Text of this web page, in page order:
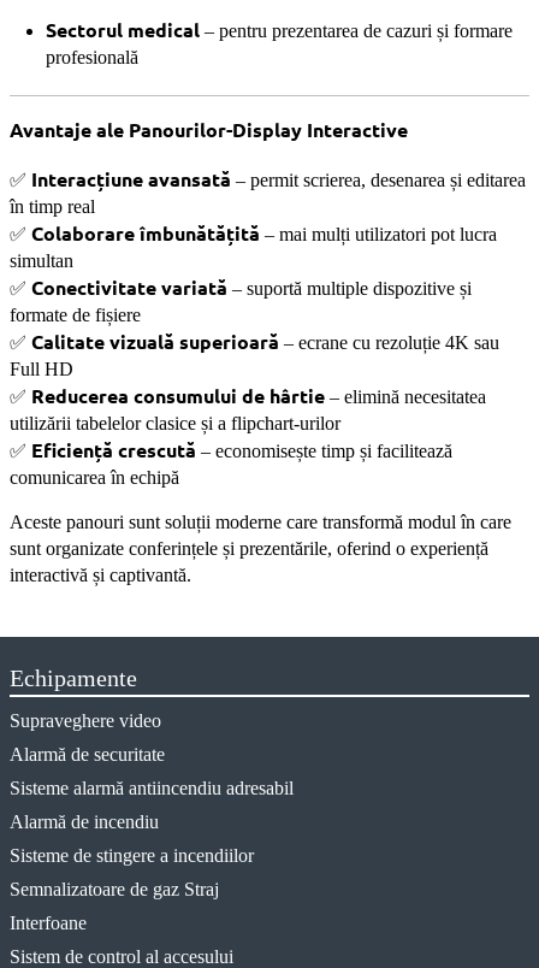
Sectorul medical – pentru prezentarea de cazuri și formare
profesională
Avantaje ale Panourilor-Display Interactive
✅ Interacțiune avansată – permit scrierea, desenarea și editarea
în timp real
✅ Colaborare îmbunătățită – mai mulți utilizatori pot lucra
simultan
✅ Conectivitate variată – suportă multiple dispozitive și
formate de fișiere
✅ Calitate vizuală superioară – ecrane cu rezoluție 4K sau
Full HD
✅ Reducerea consumului de hârtie – elimină necesitatea
utilizării tabelelor clasice și a flipchart-urilor
✅ Eficiență crescută – economisește timp și facilitează
comunicarea în echipă
Aceste panouri sunt soluții moderne care transformă modul în care
sunt organizate conferințele și prezentările, oferind o experiență
interactivă și captivantă.
Echipamente
Supraveghere video
Alarmă de securitate
Sisteme alarmă antiincendiu adresabil
Alarmă de incendiu
Sisteme de stingere a incendiilor
Semnalizatoare de gaz Straj
Interfoane
Sistem de control al accesului